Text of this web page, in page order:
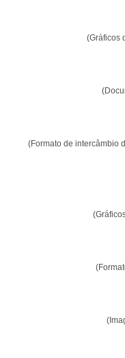
(Gráficos
(Formato de intercâmbio